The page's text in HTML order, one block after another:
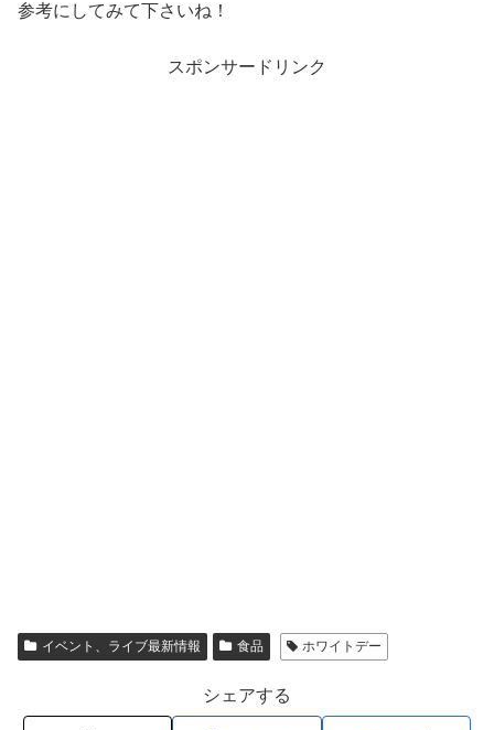
参考にしてみて下さいね！
スポンサードリンク
イベント、ライブ最新情報 食品 ホワイトデー
シェアする